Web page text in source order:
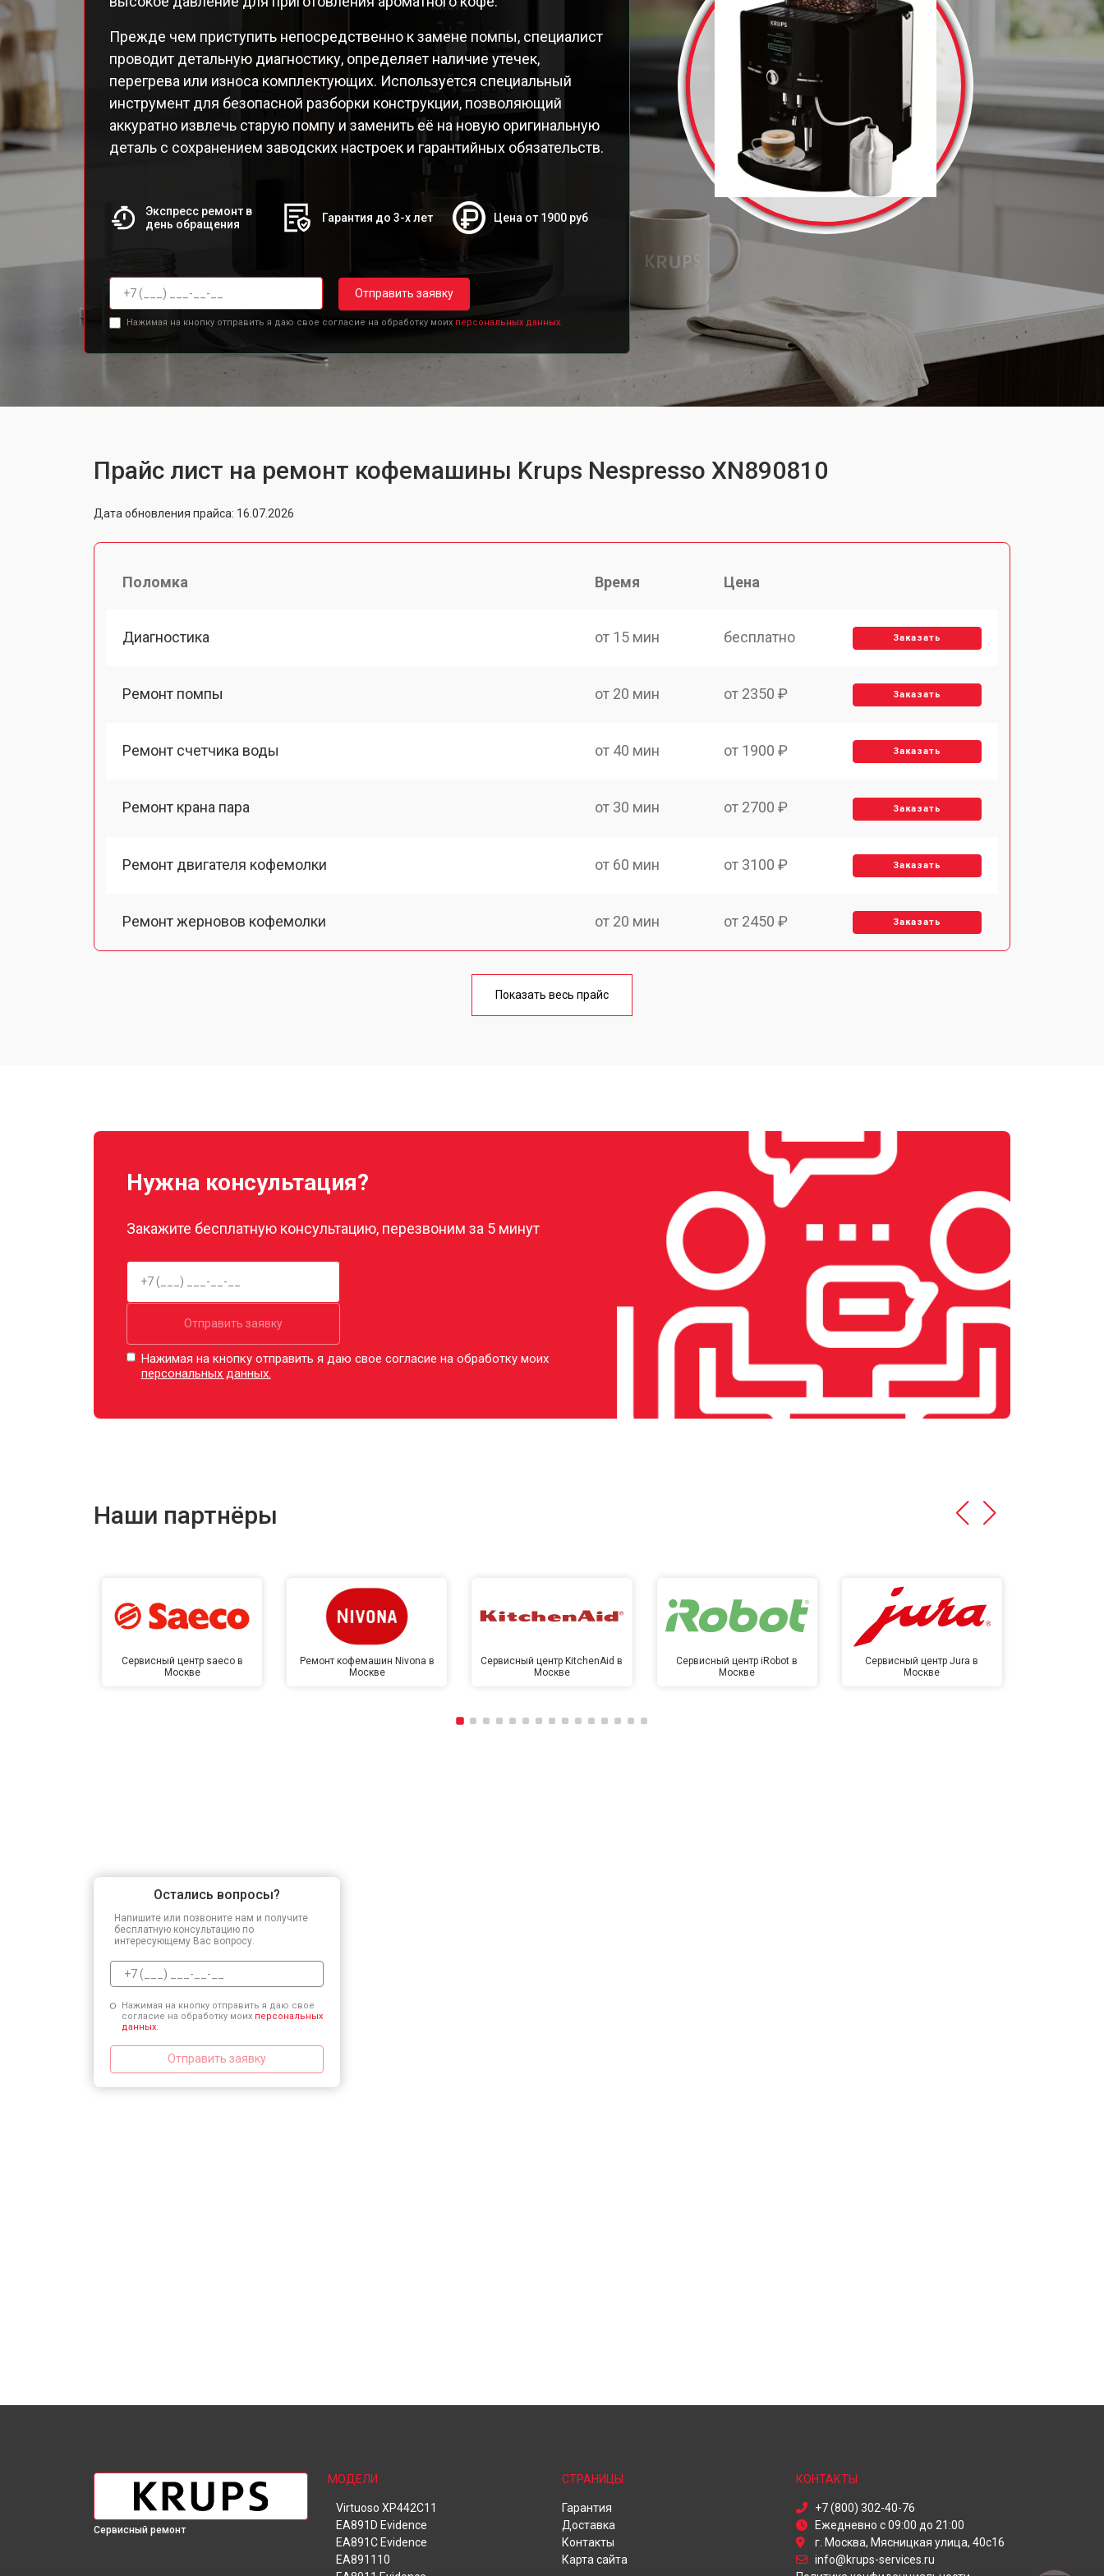
EA829E Latt' Express
EA8298 Latt' Express
EA826E30
EA826E Espresseria
EA8250 Compact Espresseria
Quattro Force Evidence
Прежде чем приступить непосредственно к замене помпы, специалист
проводит детальную диагностику, определяет наличие утечек,
перегрева или износа комплектующих. Используется специальный
инструмент для безопасной разборки конструкции, позволяющий
аккуратно извлечь старую помпу и заменить её на новую оригинальную
деталь с сохранением заводских настроек и гарантийных обязательств.
Экспресс ремонт в
день обращения
Гарантия до 3-х лет Цена от 1900 руб
Отправить заявку
Нажимая на кнопку отправить я даю свое согласие на обработку моих персональных данных.
Прайс лист на ремонт кофемашины Krups Nespresso XN890810
Дата обновления прайса: 16.07.2026
Поломка Время Цена
Диагностика от 15 мин бесплатно Заказать
Ремонт помпы от 20 мин от 2350 ₽ Заказать
Ремонт счетчика воды от 40 мин от 1900 ₽ Заказать
Ремонт крана пара от 30 мин от 2700 ₽ Заказать
Ремонт двигателя кофемолки от 60 мин от 3100 ₽ Заказать
Ремонт жерновов кофемолки от 20 мин от 2450 ₽ Заказать
от 60 мин
от 2400 ₽
от 2500 ₽ Заказать
Показать весь прайс
Нужна консультация?
Закажите бесплатную консультацию, перезвоним за 5 минут
Отправить заявку
Нажимая на кнопку отправить я даю свое согласие на обработку моих
персональных данных.
Наши партнёры
Сервисный центр saeco в
Москве
Ремонт кофемашин Nivona в
Москве
Сервисный центр KitchenAid в
Москве
Сервисный центр iRobot в
Москве
Сервисный центр Jura в
Москве
Остались вопросы?
Напишите или позвоните нам и получите
бесплатную консультацию по
интересующему Вас вопросу.
Нажимая на кнопку отправить я даю свое
согласие на обработку моих персональных
данных.
Отправить заявку
Сервисный ремонт
МОДЕЛИ
Virtuoso XP442C11
EA891D Evidence
EA891C Evidence
EA891110
СТРАНИЦЫ
Гарантия
Доставка
Контакты
Карта сайта
КОНТАКТЫ
+7 (800) 302-40-76
Ежедневно с 09:00 до 21:00
г. Москва, Мясницкая улица, 40с16
info@krups-services.ru